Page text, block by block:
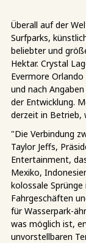
Überall auf der
Surfparks,
beliebter und
Hektar. Crystal
Evermore
und nach
der Entwicklung.
derzeit in Betrieb,
"Die Verbindung
Taylor Jeffs,
Entertainment,
Mexiko,
kolossale
Fahrgeschäften
für Wasserpark-
was möglich ist,
unvorstellbaren